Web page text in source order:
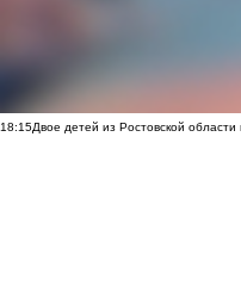
18:15Двое детей из Ростовской